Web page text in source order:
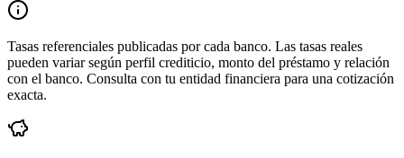
Tasas referenciales publicadas por cada banco. Las tasas reales
pueden variar según perfil crediticio, monto del préstamo y relación
con el banco. Consulta con tu entidad financiera para una cotización
exacta.